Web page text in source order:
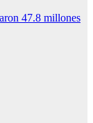
47.8 millones